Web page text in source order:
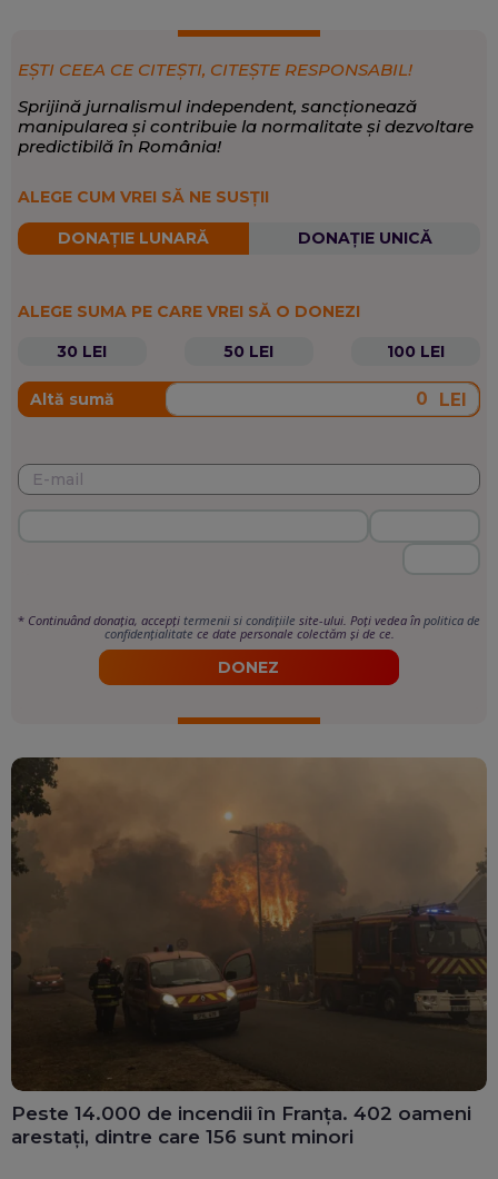
EȘTI CEEA CE CITEȘTI, CITEȘTE RESPONSABIL!
Sprijină jurnalismul independent, sancționează
manipularea și contribuie la normalitate și dezvoltare
predictibilă în România!
ALEGE CUM VREI SĂ NE SUSȚII
DONAȚIE LUNARĂ DONAȚIE UNICĂ
ALEGE SUMA PE CARE VREI SĂ O DONEZI
30 LEI
50 LEI 100 LEI
Altă sumă LEI
* Continuând donația, accepți termenii si condițiile site-ului. Poți vedea în politica de
confidențialitate ce date personale colectăm și de ce.
DONEZ
Peste 14.000 de incendii în Franța. 402 oameni
arestați, dintre care 156 sunt minori